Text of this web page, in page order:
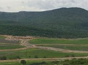
discreción.
nosotros y lo
el terreno para su
Querétaro, México.